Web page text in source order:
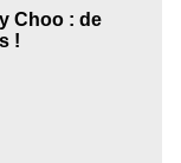
Choo : de
!